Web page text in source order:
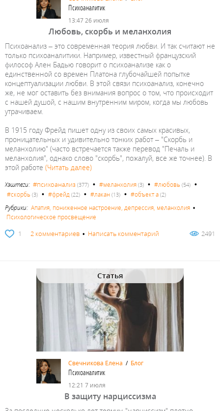
Психоаналитик
13:47 26 июля
Любовь, скорбь и меланхолия
Психоанализ – это современная теория любви. И так считают не
только психоаналитики. Например, известный французский
философ Ален Бадью говорит о психоанализе как о
единственной со времен Платона глубочайшей попытке
концептуализации любви. В этой связи психоанализ, конечно
же, не мог оставить без внимания вопрос о том, что происходит
с нашей душой, с нашим внутренним миром, когда мы любовь
утрачиваем.
В 1915 году Фрейд пишет одну из своих самых красивых,
проницательных и удивительно тонких работ – "Скорбь и
меланхолию" (часто встречается также перевод "Печаль и
меланхолия", однако слово "скорбь", пожалуй, все же точнее). В
этой работе (Читать далее)
Хэштеги: #психоанализ (377) • #меланхолия (3) • #любовь (54) •
#скорбь (3) • #фрейд (22) • #лакан (13) • #объект а (2)
Рубрики: Апатия, пониженное настроение, депрессия, меланхолия •
Психологическое просвещение
1 2 комментариев • Написать комментарий 2491
Статья
Свечникова Елена / Блог
Психоаналитик
12:21 7 июля
В защиту нарциссизма